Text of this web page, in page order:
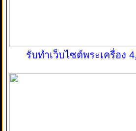
รับทำเว็บไซต์พระเครื่อง